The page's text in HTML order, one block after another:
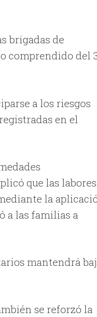
brigadas de
comprendido del
a los riesgos
en el
que las labores
la
a las familias a
mantendrá
se reforzó la